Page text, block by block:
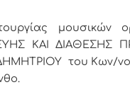
μουσικών
ΚΑΙ ΔΙΑΘΕΣΗΣ
του Κων/νου